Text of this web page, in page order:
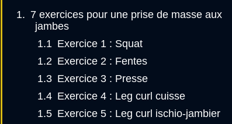
7 exercices pour une prise de masse aux
jambes
Exercice 1 : Squat
Exercice 2 : Fentes
Exercice 3 : Presse
Exercice 4 : Leg curl cuisse
Exercice 5 : Leg curl ischio-jambier